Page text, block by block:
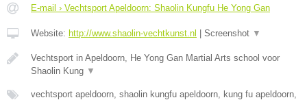
E-mail › Vechtsport Apeldoorn: Shaolin Kungfu He Yong Gan
Website: http://www.shaolin-vechtkunst.nl Screenshot ▼
Vechtsport in Apeldoorn, He Yong Gan Martial Arts school voor
Shaolin Kung ▼
vechtsport apeldoorn, shaolin kungfu apeldoorn, kung fu apeldoorn,